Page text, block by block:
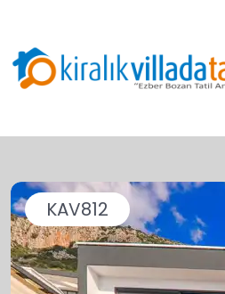
KAV812